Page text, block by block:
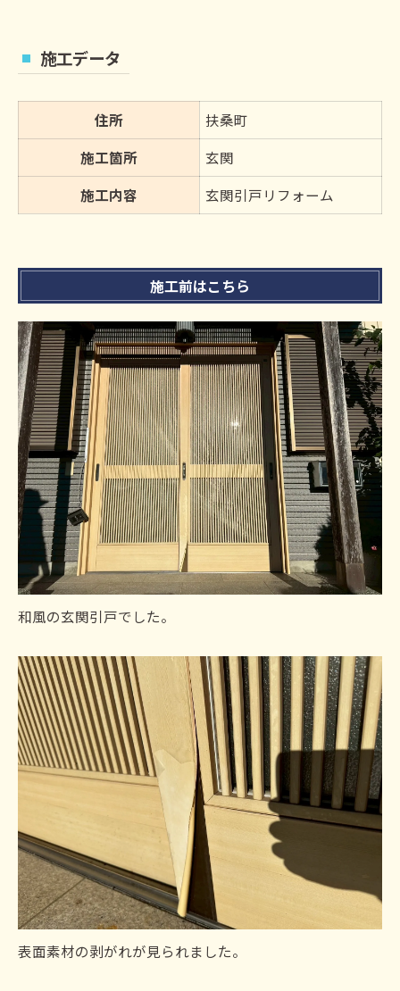
施工データ
住所
扶桑町
施工箇所
玄関
施工内容
玄関引戸リフォーム
施工前はこちら
和風の玄関引戸でした。
表面素材の剥がれが見られました。